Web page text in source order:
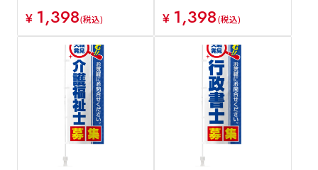
¥ 1,398(税込)
¥ 1,398(税込)